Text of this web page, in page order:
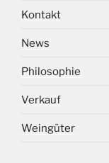
Kontakt
News
Philosophie
Verkauf
Weingüter